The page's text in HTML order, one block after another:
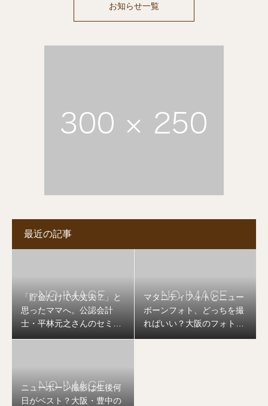
お知らせ一覧
最近の記事
「貯金だけで大丈夫？」と
思ったママへ。公認会計
士・平林元之さんのセミナ
マタニティフォトとニュー
ボーンフォト、どっちを撮
ればいい？大阪のフォトグ
ニューボーン撮影は生後何
日がベスト？大阪・豊中の